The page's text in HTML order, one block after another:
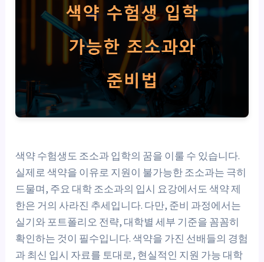
색약 수험생도 조소과 입학의 꿈을 이룰 수 있습니다.
실제로 색약을 이유로 지원이 불가능한 조소과는 극히
드물며, 주요 대학 조소과의 입시 요강에서도 색약 제
한은 거의 사라진 추세입니다. 다만, 준비 과정에서는
실기와 포트폴리오 전략, 대학별 세부 기준을 꼼꼼히
확인하는 것이 필수입니다. 색약을 가진 선배들의 경험
과 최신 입시 자료를 토대로, 현실적인 지원 가능 대학